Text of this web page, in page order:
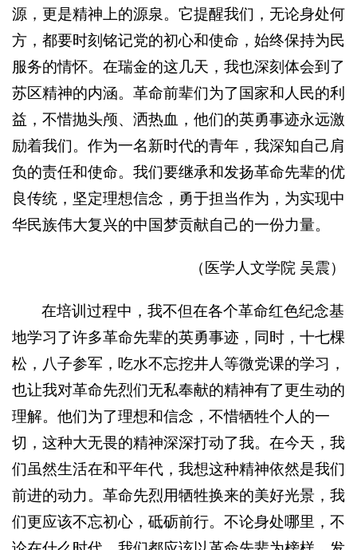
源，更是精神上的源泉。它提醒我们，无论身处何
方，都要时刻铭记党的初心和使命，始终保持为民
服务的情怀。在瑞金的这几天，我也深刻体会到了
苏区精神的内涵。革命前辈们为了国家和人民的利
益，不惜抛头颅、洒热血，他们的英勇事迹永远激
励着我们。作为一名新时代的青年，我深知自己肩
负的责任和使命。我们要继承和发扬革命先辈的优
良传统，坚定理想信念，勇于担当作为，为实现中
华民族伟大复兴的中国梦贡献自己的一份力量。
（医学人文学院 吴震）
在培训过程中，我不但在各个革命红色纪念基
地学习了许多革命先辈的英勇事迹，同时，十七棵
松，八子参军，吃水不忘挖井人等微党课的学习，
也让我对革命先烈们无私奉献的精神有了更生动的
理解。他们为了理想和信念，不惜牺牲个人的一
切，这种大无畏的精神深深打动了我。在今天，我
们虽然生活在和平年代，我想这种精神依然是我们
前进的动力。革命先烈用牺牲换来的美好光景，我
们更应该不忘初心，砥砺前行。不论身处哪里，不